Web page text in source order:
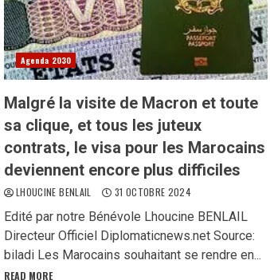
Agenda 2030
Malgré la visite de Macron et toute
sa clique, et tous les juteux
contrats, le visa pour les Marocains
deviennent encore plus difficiles
LHOUCINE BENLAIL 31 OCTOBRE 2024
Edité par notre Bénévole Lhoucine BENLAIL
Directeur Officiel Diplomaticnews.net Source:
biladi Les Marocains souhaitant se rendre en...
READ MORE